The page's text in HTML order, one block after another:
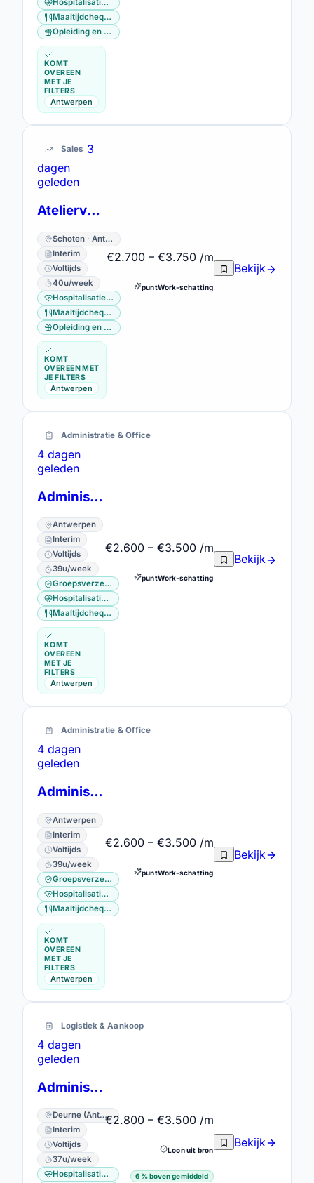
Hospitalisatieverzekering
Maaltijdcheques
Opleiding en vorming
KOMT
OVEREEN
MET JE
FILTERS
Antwerpen
Sales 3
dagen
geleden
Atelierverantwoordelijke Schoten
Schoten · Antwerpen
Interim
Voltijds
40u/week
Hospitalisatieverzekering
Maaltijdcheques
Opleiding en vorming
KOMT
OVEREEN MET
JE FILTERS
Antwerpen
€2.700 – €3.750 /m
puntWork-schatting
Bekijk
Administratie & Office
4 dagen
geleden
Administratief bediende Operations
Antwerpen
Interim
Voltijds
39u/week
Groepsverzekering
Hospitalisatieverzekering
Maaltijdcheques
KOMT
OVEREEN
MET JE
FILTERS
Antwerpen
€2.600 – €3.500 /m
puntWork-schatting
Bekijk
Administratie & Office
4 dagen
geleden
Administratief bediende
Antwerpen
Interim
Voltijds
39u/week
Groepsverzekering
Hospitalisatieverzekering
Maaltijdcheques
KOMT
OVEREEN
MET JE
FILTERS
Antwerpen
€2.600 – €3.500 /m
puntWork-schatting
Bekijk
Logistiek & Aankoop
4 dagen
geleden
Administrator
Deurne (Antwerpen) · Antwerpen
Interim
Voltijds
37u/week
Hospitalisatieverzekering
€2.800 – €3.500 /m
Loon uit bron
6% boven gemiddeld
Bekijk